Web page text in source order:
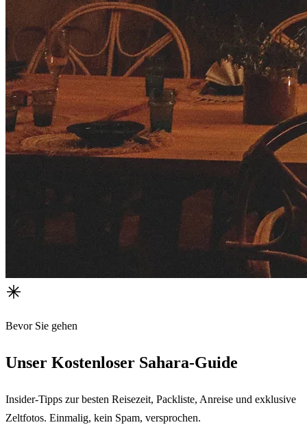
Bevor Sie gehen
Unser Kostenloser Sahara-Guide
Insider-Tipps zur besten Reisezeit, Packliste, Anreise und exklusive
Zeltfotos. Einmalig, kein Spam, versprochen.